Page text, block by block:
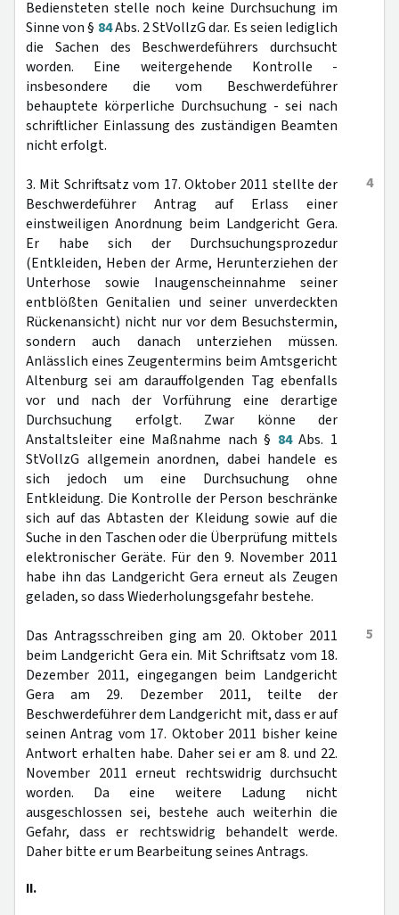
Bediensteten stelle noch keine Durchsuchung im
Sinne von § 84Abs. 2 StVollzG dar. Es seien lediglich
die Sachen des Beschwerdeführers durchsucht
worden. Eine weitergehende Kontrolle -
insbesondere die vom Beschwerdeführer
behauptete körperliche Durchsuchung - sei nach
schriftlicher Einlassung des zuständigen Beamten
nicht erfolgt.
4
3. Mit Schriftsatz vom 17. Oktober 2011 stellte der
Beschwerdeführer Antrag auf Erlass einer
einstweiligen Anordnung beim Landgericht Gera.
Er habe sich der Durchsuchungsprozedur
(Entkleiden, Heben der Arme, Herunterziehen der
Unterhose sowie Inaugenscheinnahme seiner
entblößten Genitalien und seiner unverdeckten
Rückenansicht) nicht nur vor dem Besuchstermin,
sondern auch danach unterziehen müssen.
Anlässlich eines Zeugentermins beim Amtsgericht
Altenburg sei am darauffolgenden Tag ebenfalls
vor und nach der Vorführung eine derartige
Durchsuchung erfolgt. Zwar könne der
Anstaltsleiter eine Maßnahme nach § 84Abs. 1
StVollzG allgemein anordnen, dabei handele es
sich jedoch um eine Durchsuchung ohne
Entkleidung. Die Kontrolle der Person beschränke
sich auf das Abtasten der Kleidung sowie auf die
Suche in den Taschen oder die Überprüfung mittels
elektronischer Geräte. Für den 9. November 2011
habe ihn das Landgericht Gera erneut als Zeugen
geladen, so dass Wiederholungsgefahr bestehe.
5
Das Antragsschreiben ging am 20. Oktober 2011
beim Landgericht Gera ein. Mit Schriftsatz vom 18.
Dezember 2011, eingegangen beim Landgericht
Gera am 29. Dezember 2011, teilte der
Beschwerdeführer dem Landgericht mit, dass er auf
seinen Antrag vom 17. Oktober 2011 bisher keine
Antwort erhalten habe. Daher sei er am 8. und 22.
November 2011 erneut rechtswidrig durchsucht
worden. Da eine weitere Ladung nicht
ausgeschlossen sei, bestehe auch weiterhin die
Gefahr, dass er rechtswidrig behandelt werde.
Daher bitte er um Bearbeitung seines Antrags.
II.